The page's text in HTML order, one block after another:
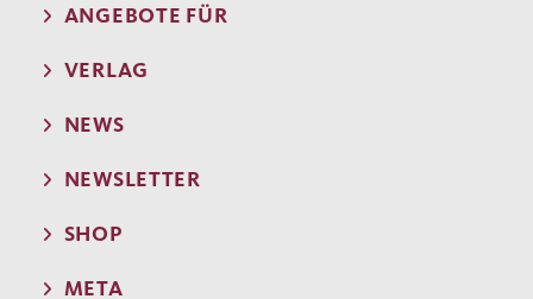
ANGEBOTE FÜR
VERLAG
NEWS
NEWSLETTER
SHOP
META